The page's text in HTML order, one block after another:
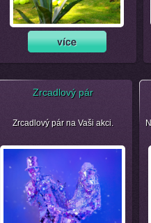
Zrcadlový pár
Zrcadlový pár na Vaši akci.